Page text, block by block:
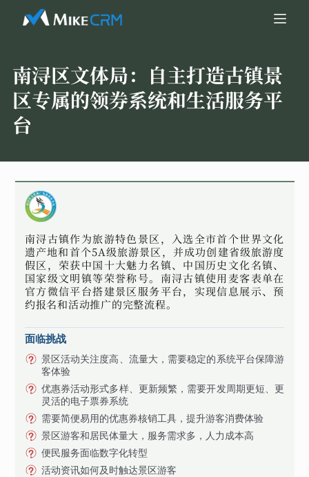
南浔区文体局： 自主打造古镇景
区专属的领券系统和生活服务平
台
南浔古镇作为旅游特色景区，入选全市首个世界文化
遗产地和首个5A级旅游景区，并成功创建省级旅游度
假区，荣获中国十大魅力名镇、中国历史文化名镇、
国家级文明镇等荣誉称号。南浔古镇使用麦客表单在
官方微信平台搭建景区服务平台，实现信息展示、预
约报名和活动推广的完整流程。
面临挑战
景区活动关注度高、流量大，需要稳定的系统平台保障游
客体验
优惠券活动形式多样、更新频繁，需要开发周期更短、更
灵活的电子票券系统
需要简便易用的优惠券核销工具，提升游客消费体验
景区游客和居民体量大，服务需求多，人力成本高
便民服务面临数字化转型
活动资讯如何及时触达景区游客